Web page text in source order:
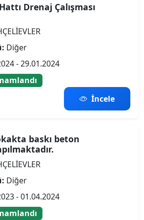
Drenaj Çalışması
Diğer
- 29.01.2024
İncele
baskı beton
Diğer
- 01.04.2024